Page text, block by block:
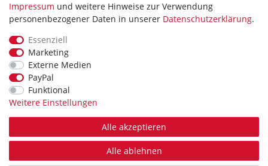
WIR VERSENDEN MIT
* Alle Preise verstehen sich inkl. MwSt. zzgl. Versandkosten. Alle Angebote sind
vorbehalten.
Impressum und weitere Hinweise zur Verwendung
personenbezogener Daten in unserer Daten­schutz­erklärung.
Essenziell
Marketing
Externe Medien
PayPal
Funktional
Weitere Einstellungen
Alle akzeptieren
Alle ablehnen